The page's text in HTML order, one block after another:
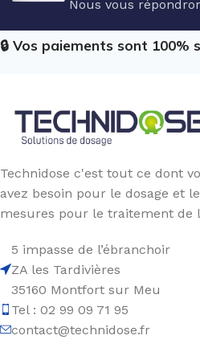
Nous vous
🔒 Vos paiements sont 100%
Technidose c'est tout ce dont
avez besoin pour le dosage et
mesures pour le traitement de
5 impasse de l’ébranchoir
ZA les Tardivières
35160 Montfort sur Meu
Tel : 02 99 09 71 95
contact@technidose.fr